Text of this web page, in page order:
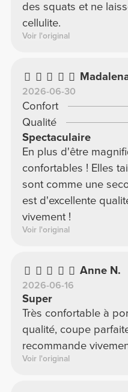
des squats et ne
cellulite.
Voir l'original
2026-06-30
Confort
Qualité
Spectaculaire
En plus d'être
confortables ! Elles
sont comme une
est d'excellente
vivement !
Voir l'original
Anne N.
2026-06-16
Super
Très confortable à
qualité, coupe
recommande
Voir l'original